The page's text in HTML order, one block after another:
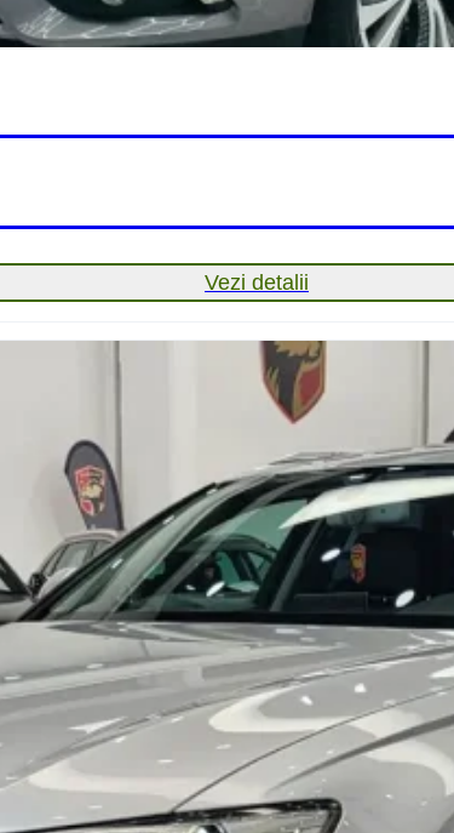
Vezi detalii